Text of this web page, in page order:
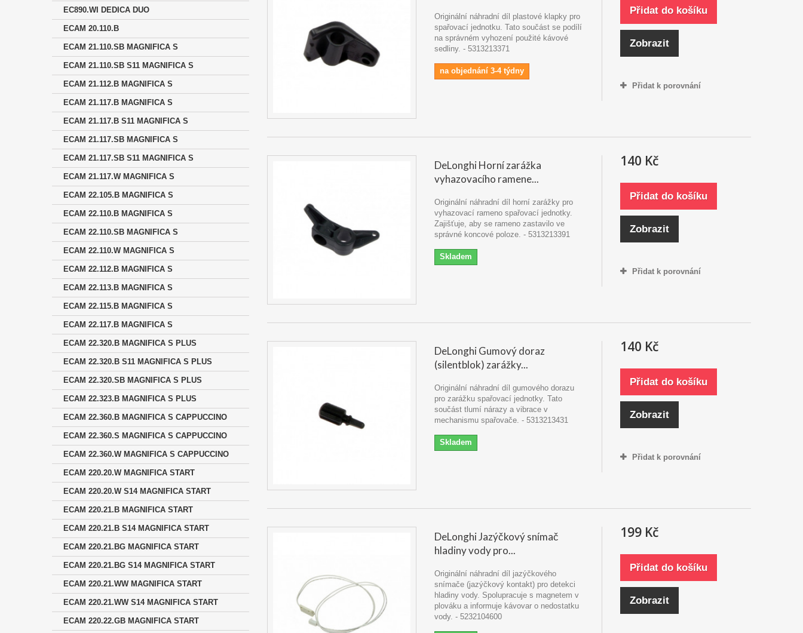
EC890.WI DEDICA DUO
ECAM 20.110.B
ECAM 21.110.SB MAGNIFICA S
ECAM 21.110.SB S11 MAGNIFICA S
ECAM 21.112.B MAGNIFICA S
ECAM 21.117.B MAGNIFICA S
ECAM 21.117.B S11 MAGNIFICA S
ECAM 21.117.SB MAGNIFICA S
ECAM 21.117.SB S11 MAGNIFICA S
ECAM 21.117.W MAGNIFICA S
ECAM 22.105.B MAGNIFICA S
ECAM 22.110.B MAGNIFICA S
ECAM 22.110.SB MAGNIFICA S
ECAM 22.110.W MAGNIFICA S
ECAM 22.112.B MAGNIFICA S
ECAM 22.113.B MAGNIFICA S
ECAM 22.115.B MAGNIFICA S
ECAM 22.117.B MAGNIFICA S
ECAM 22.320.B MAGNIFICA S PLUS
ECAM 22.320.B S11 MAGNIFICA S PLUS
ECAM 22.320.SB MAGNIFICA S PLUS
ECAM 22.323.B MAGNIFICA S PLUS
ECAM 22.360.B MAGNIFICA S CAPPUCCINO
ECAM 22.360.S MAGNIFICA S CAPPUCCINO
ECAM 22.360.W MAGNIFICA S CAPPUCCINO
ECAM 220.20.W MAGNIFICA START
ECAM 220.20.W S14 MAGNIFICA START
ECAM 220.21.B MAGNIFICA START
ECAM 220.21.B S14 MAGNIFICA START
ECAM 220.21.BG MAGNIFICA START
ECAM 220.21.BG S14 MAGNIFICA START
ECAM 220.21.WW MAGNIFICA START
ECAM 220.21.WW S14 MAGNIFICA START
ECAM 220.22.GB MAGNIFICA START
Originální náhradní díl plastové klapky pro
spařovací jednotku. Tato součást se podílí
na správném vyhození použité kávové
sedliny. - 5313213371
na objednání 3-4 týdny
Přidat do košíku
Zobrazit
Přidat k porovnání
DeLonghi Horní zarážka
vyhazovacího ramene...
Originální náhradní díl horní zarážky pro
vyhazovací rameno spařovací jednotky.
Zajišťuje, aby se rameno zastavilo ve
správné koncové poloze. - 5313213391
Skladem
140 Kč
Přidat do košíku
Zobrazit
Přidat k porovnání
DeLonghi Gumový doraz
(silentblok) zarážky...
Originální náhradní díl gumového dorazu
pro zarážku spařovací jednotky. Tato
součást tlumí nárazy a vibrace v
mechanismu spařovače. - 5313213431
Skladem
140 Kč
Přidat do košíku
Zobrazit
Přidat k porovnání
DeLonghi Jazýčkový snímač
hladiny vody pro...
Originální náhradní díl jazýčkového
snímače (jazýčkový kontakt) pro detekci
hladiny vody. Spolupracuje s magnetem v
plováku a informuje kávovar o nedostatku
vody. - 5232104600
199 Kč
Přidat do košíku
Zobrazit